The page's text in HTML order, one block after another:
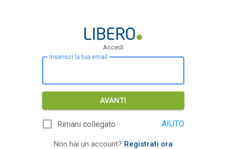
Accedi
Inserisci la tua email
AVANTI
Rimani collegato AIUTO
Non hai un account? Registrati ora